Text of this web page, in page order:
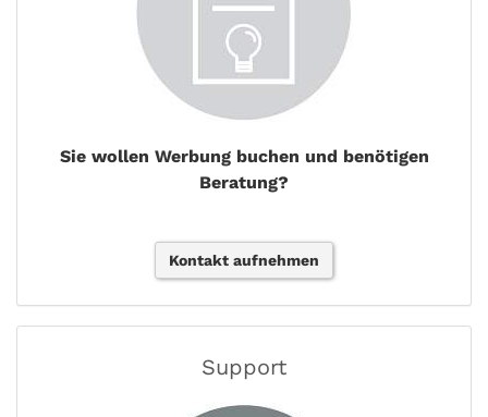
Sie wollen Werbung buchen und benötigen
Beratung?
Kontakt aufnehmen
Support